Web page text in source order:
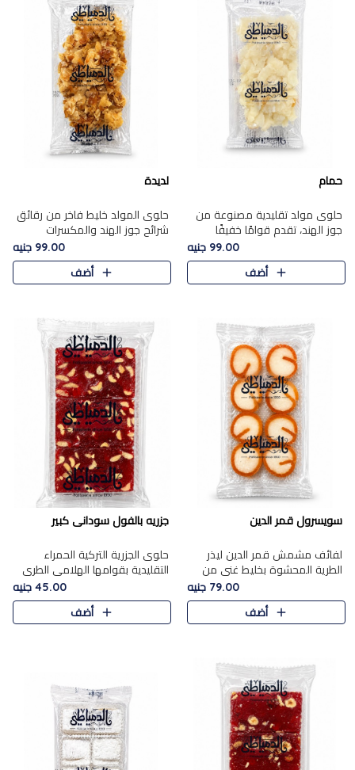
حمام
حلوى مولد تقليدية مصنوعة من
جوز الهند، تقدم قوامًا خفيفًا
ونكهة شرقية أصيلة تجسد روح
الـموسم الأعياد.
99.00 جنيه
أضف
لديدة
حلوى المولد خليط فاخر من رقائق
شرائح جوز الهند والمكسرات
المحمصة، متماسك بشراب حلاوة
الكراميل الخفيفة ليمنحك قرمشة
غنية ومذاقًا شرقيًا أصيلً..
99.00 جنيه
أضف
سويسرول قمر الدين
لفائف مشمش قمر الدين ليذر
الطرية المحشوة بخليط غني من
جوز الهند الأبيض والمكسرات
الفاخرة، يقدم المذاق الحلو
الطبيعي لقمر الدين و تجمع بين
79.00 جنيه
أضف
جزريه بالفول سودانى كبير
حلوى الجزرية التركية الحمراء
التقليدية بقوامها الهلامي الطري
ولونها الأحمر المميز، محشوة
بسخاء بالفول السوداني المحمص
لتمنحك توازنًا رائعًا ..
45.00 جنيه
أضف